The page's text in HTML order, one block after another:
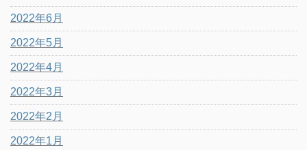
2022年6月
2022年5月
2022年4月
2022年3月
2022年2月
2022年1月